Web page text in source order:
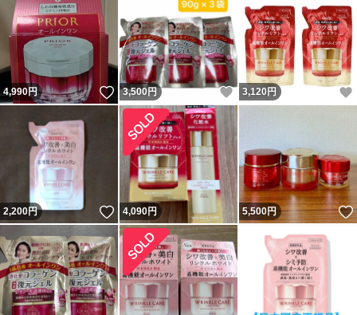
迅速、丁寧に対応、相談させて頂きますのでどうぞご安心
下さい。
当方も最大限お客様のご要望にお応えできるよう出来るだ
け致しておりますが、お客様同様、ロボットではなく感情
をもった人間でございます。是非とも建設的で円滑なお取
引ができますようご協力をお願いできましたら幸いでござ
います。
こちらにはあえて記載いたしませんが、「常識的な範囲」
でのお取引を是非お願い致します。
商品はできるだけ現物に近い色で撮影していますが、カメ
ラ光線の加減で実物と色やスレが多少異なる場合がござい
ますので、予めご了承ください。
4,990円 いいね！
3,500円 いいね！
3,120 円
2,200円 いいね！
4,090円 5,500円